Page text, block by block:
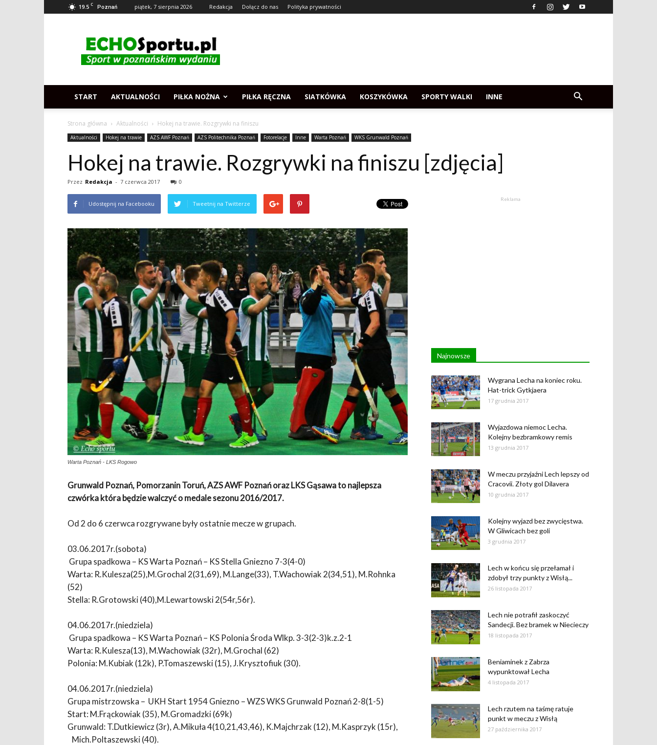
19.5 C Poznań piątek, 7 sierpnia 2026 Redakcja Dołącz do nas Polityka prywatności
–
Sport
w
START AKTUALNOŚCI PIŁKA NOŻNA PIŁKA RĘCZNA SIATKÓWKA KOSZYKÓWKA SPORTY WALKI INNE
Strona główna Aktualności Hokej na trawie. Rozgrywki na finiszu
Aktualności Hokej na trawie AZS AWF Poznań AZS Politechnika Poznań Fotorelacje Inne Warta Poznań WKS Grunwald Poznań
Hokej na trawie. Rozgrywki na finiszu [zdjęcia]
Przez Redakcja - 7 czerwca 2017 0
Udostępnij na Facebooku Tweetnij na Twitterze
Warta Poznań - LKS Rogowo
Grunwald Poznań, Pomorzanin Toruń, AZS AWF Poznań oraz LKS Gąsawa to najlepsza
czwórka która będzie walczyć o medale sezonu 2016/2017.
Od 2 do 6 czerwca rozgrywane były ostatnie mecze w grupach.
03.06.2017r.(sobota)
Grupa spadkowa – KS Warta Poznań – KS Stella Gniezno 7-3(4-0)
Warta: R.Kulesza(25),M.Grochal 2(31,69), M.Lange(33), T.Wachowiak 2(34,51), M.Rohnka
(52)
Stella: R.Grotowski (40),M.Lewartowski 2(54r,56r).
04.06.2017r.(niedziela)
Grupa spadkowa – KS Warta Poznań – KS Polonia Środa Wlkp. 3-3(2-3)k.z.2-1
Warta: R.Kulesza(13), M.Wachowiak (32r), M.Grochal (62)
Polonia: M.Kubiak (12k), P.Tomaszewski (15), J.Krysztofiuk (30).
04.06.2017r.(niedziela)
Grupa mistrzowska – UKH Start 1954 Gniezno – WZS WKS Grunwald Poznań 2-8(1-5)
Start: M.Frąckowiak (35), M.Gromadzki (69k)
Grunwald: T.Dutkiewicz (3r), A.Mikuła 4(10,21,43,46), K.Majchrzak (12), M.Kasprzyk (15r),
Mich.Poltaszewski (40).
Reklama
Najnowsze
Wygrana Lecha na koniec roku.
Hat-trick Gytkjaera
17 grudnia 2017
Wyjazdowa niemoc Lecha.
Kolejny bezbramkowy remis
13 grudnia 2017
W meczu przyjaźni Lech lepszy od
Cracovii. Złoty gol Dilavera
10 grudnia 2017
Kolejny wyjazd bez zwycięstwa.
W Gliwicach bez goli
3 grudnia 2017
Lech w końcu się przełamał i
zdobył trzy punkty z Wisłą...
26 listopada 2017
Lech nie potrafił zaskoczyć
Sandecji. Bez bramek w Niecieczy
18 listopada 2017
Beniaminek z Zabrza
wypunktował Lecha
4 listopada 2017
Lech rzutem na taśmę ratuje
punkt w meczu z Wisłą
27 października 2017